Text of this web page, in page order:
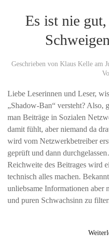
Es ist nie
Geschrieben von Klaus Kelle am
Liebe Leserinnen und Leser,
„Shadow-Ban“ versteht? Also,
man Beiträge in Sozialen
damit fühlt, aber niemand da
wird vom Netzwerkbetreiber
geprüft und dann
Reichweite des Beitrages wird
technisch alles machen.
unliebsame Informationen aber
und puren Schwachsinn zu